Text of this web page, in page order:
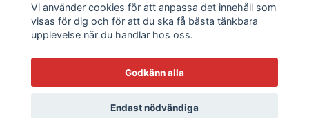
Läs mer
© 2026 AHB Sweden
Vi använder cookies för att anpassa det innehåll som
visas för dig och för att du ska få bästa tänkbara
upplevelse när du handlar hos oss.
Godkänn alla
Endast nödvändiga